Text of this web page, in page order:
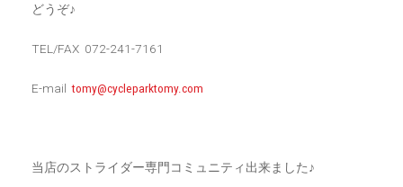
どうぞ♪
TEL/FAX 072-241-7161
E-mailtomy@cycleparktomy.com
当店のストライダー専門コミュニティ出来ました♪